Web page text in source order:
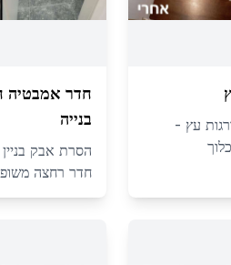
עץ -
חדר אמבטיה
בנייה
הסרת אבק בניין
חדר רחצה